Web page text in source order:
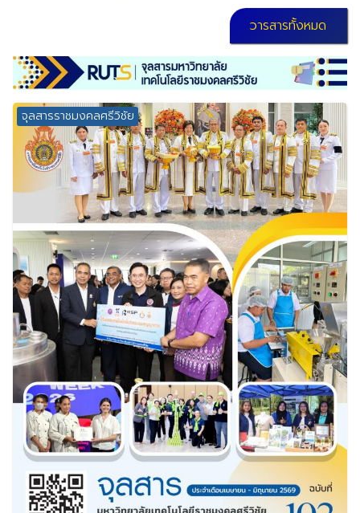
วารสารทั้งหมด
จุลสารราชมงคลศรีวิชัย